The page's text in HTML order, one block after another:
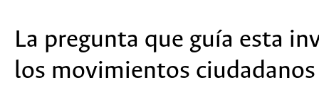
La pregunta que guía esta
los movimientos